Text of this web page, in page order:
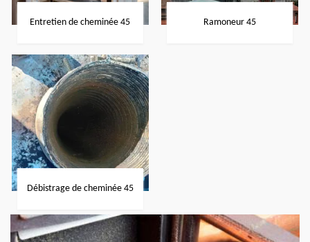
Entretien de cheminée 45 Ramoneur 45
Débistrage de cheminée 45